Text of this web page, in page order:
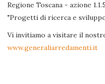
Regione Toscana - azione
"Progetti di ricerca e
Vi invitiamo a visitare il
www.generaliarredamenti.it